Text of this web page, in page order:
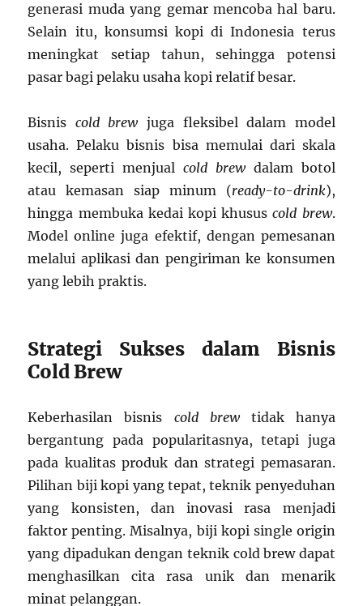
generasi muda yang gemar mencoba hal baru.
Selain itu, konsumsi kopi di Indonesia terus
meningkat setiap tahun, sehingga potensi
pasar bagi pelaku usaha kopi relatif besar.
Bisnis cold brewjuga fleksibel dalam model
usaha. Pelaku bisnis bisa memulai dari skala
kecil, seperti menjual cold brewdalam botol
atau kemasan siap minum (ready-to-drink),
hingga membuka kedai kopi khususcold brew.
Model online juga efektif, dengan pemesanan
melalui aplikasi dan pengiriman ke konsumen
yang lebih praktis.
Strategi Sukses dalam Bisnis
Cold Brew
Keberhasilan bisnis cold brewtidak hanya
bergantung pada popularitasnya, tetapi juga
pada kualitas produk dan strategi pemasaran.
Pilihan biji kopi yang tepat, teknik penyeduhan
yang konsisten, dan inovasi rasa menjadi
faktor penting. Misalnya, biji kopi single origin
yang dipadukan dengan teknik cold brew dapat
menghasilkan cita rasa unik dan menarik
minat pelanggan.